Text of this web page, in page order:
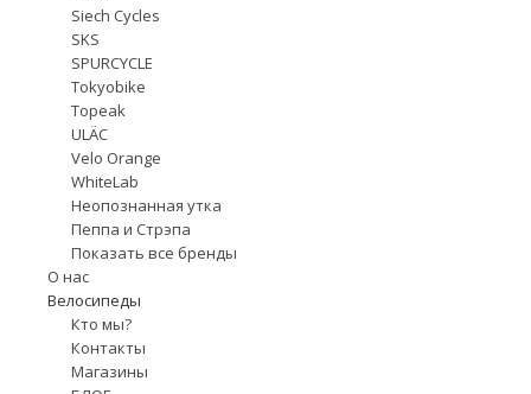
Siech Cycles
SKS
SPURCYCLE
Tokyobike
Topeak
ULÄC
Velo Orange
WhiteLab
Неопознанная утка
Пеппа и Стрэпа
Показать все бренды
О нас
Велосипеды
Кто мы?
Контакты
Магазины